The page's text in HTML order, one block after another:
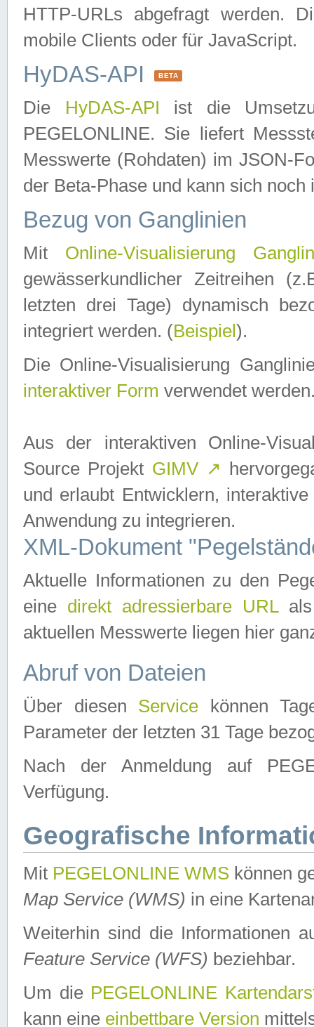
HTTP-URLs abgefragt werden.
mobile Clients oder für JavaScript.
HyDAS-API BETA
Die HyDAS-API ist die
PEGELONLINE. Sie liefert
Messwerte (Rohdaten) im JSON-
der Beta-Phase und kann sich noch
Bezug von Ganglinien
Mit Online-Visualisierung
gewässerkundlicher Zeitreihen
letzten drei Tage) dynamisch
integriert werden. (Beispiel ).
Die Online-Visualisierung
interaktiver Form verwendet
Aus der interaktiven Online-
Source Projekt GIMV ↗
und erlaubt Entwicklern,
Anwendung zu integrieren.
XML-Dokument
Aktuelle Informationen zu den
eine direkt adressierbare URLals
aktuellen Messwerte liegen hier
Abruf von Dateien
Über diesen Service können
Parameter der letzten 31 Tage
Nach der Anmeldung auf
Verfügung.
Geografische
Mit PEGELONLINE WMS können
Map Service (WMS) in eine
Weiterhin sind die Informationen
Feature Service (WFS) beziehbar.
Um die PEGELONLINE
kann eine einbettbare Version